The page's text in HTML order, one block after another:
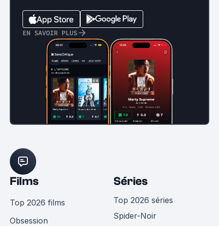
EN SAVOIR PLUS
Films
Top 2026 films
Obsession
Séries
Top 2026 séries
Spider-Noir